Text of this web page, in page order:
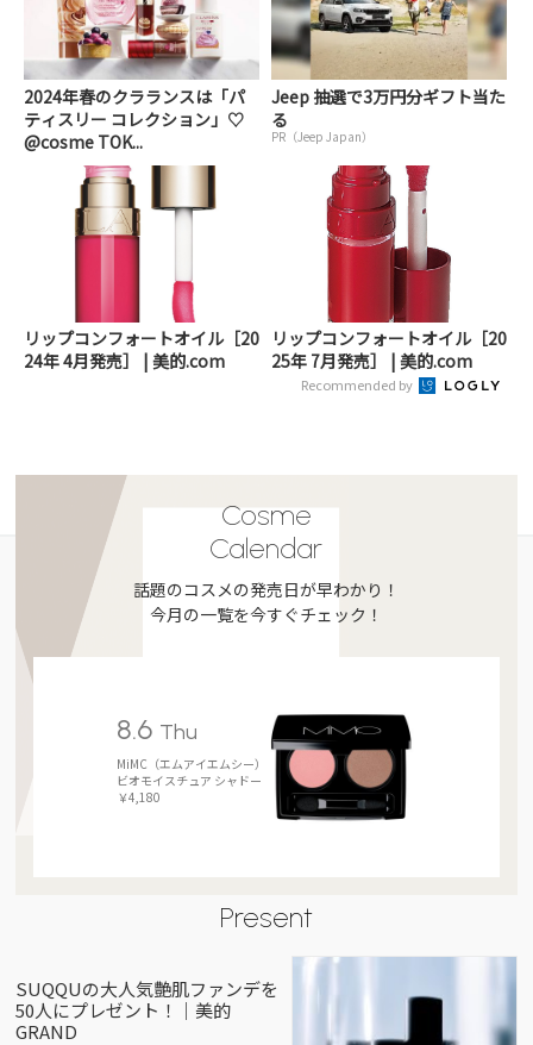
2024年春のクラランスは「パ
ティスリー コレクション」♡
@cosme TOK...
Jeep 抽選で3万円分ギフト当た
る
PR（Jeep Japan）
リップコンフォートオイル［20
24年 4月発売］ | 美的.com
リップコンフォートオイル［20
25年 7月発売］ | 美的.com
Recommended by
Cosme
Calendar
話題のコスメの発売日が早わかり！
今月の一覧を今すぐチェック！
8.6 Thu
MiMC（エムアイエムシー）
ビオモイスチュア シャドー
￥4,180
Present
SUQQUの大人気艶肌ファンデを
50人にプレゼント！｜美的
GRAND